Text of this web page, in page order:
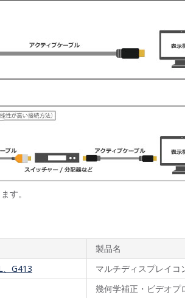
す。
製品名
、G413
マルチディスプレイコ
幾何学補正・ビデオプ